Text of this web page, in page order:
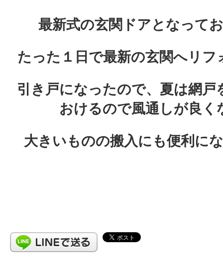
最新式の玄関ドアとなって
たった１日で最新の玄関へリフ
引き戸になったので、夏は網戸
おけるので風通しが良く
大きいものの搬入にも便利に